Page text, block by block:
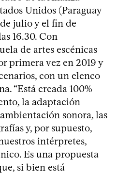
Unidos (Paraguay
de julio y el fin de
16.30. Con
de artes escénicas
primera vez en 2019 y
con un elenco
“Está creada 100%
la adaptación
sonora, las
y, por supuesto,
intérpretes,
Es una propuesta
si bien está